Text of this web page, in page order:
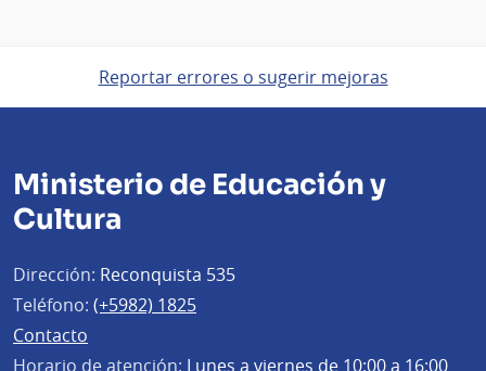
Reportar errores o sugerir mejoras
Ministerio de Educación y
Cultura
Dirección: Reconquista 535
Teléfono: (+5982) 1825
Contacto
Horario de atención: Lunes a viernes de 10:00 a 16:00